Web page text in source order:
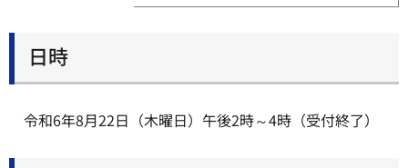
日時
令和6年8月22日（木曜日）午後2時～4時（受付終了）